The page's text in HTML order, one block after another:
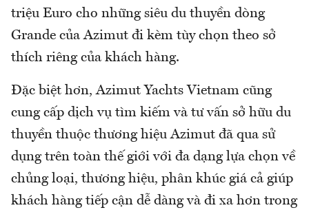
triệu Euro cho những siêu du thuyền dòng
Grande của Azimut đi kèm tùy chọn theo sở
thích riêng của khách hàng.
Đặc biệt hơn, Azimut Yachts Vietnam cũng
cung cấp dịch vụ tìm kiếm và tư vấn sở hữu du
thuyền thuộc thương hiệu Azimut đã qua sử
dụng trên toàn thế giới với đa dạng lựa chọn về
chủng loại, thương hiệu, phân khúc giá cả giúp
khách hàng tiếp cận dễ dàng và đi xa hơn trong